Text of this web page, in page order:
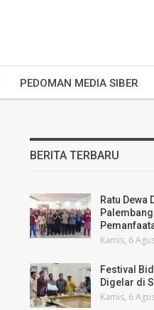
PEDOMAN MEDIA SIBER
BERITA TERBARU
Ratu Dewa
Kamis, 6
Festival
Digelar di
Kamis, 6